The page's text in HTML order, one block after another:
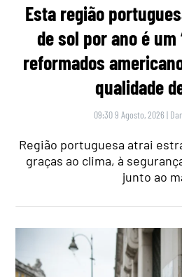
Esta região
de sol por ano é um
reformados
qualidade
09:30 9 Agosto, 2026 |
Região portuguesa atrai
graças ao clima, à
junto ao